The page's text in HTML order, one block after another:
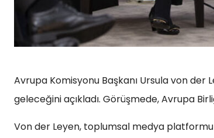
Avrupa Komisyonu Başkanı Ursula von der
geleceğini açıkladı. Görüşmede, Avrupa
Von der Leyen, toplumsal medya platformu